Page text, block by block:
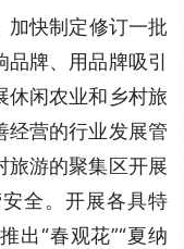
加快制定修订一批
牌、用品牌吸引
休闲农业和乡村旅
经营的行业发展管
旅游的聚集区开展
全。开展各具特
出“春观花”“夏纳